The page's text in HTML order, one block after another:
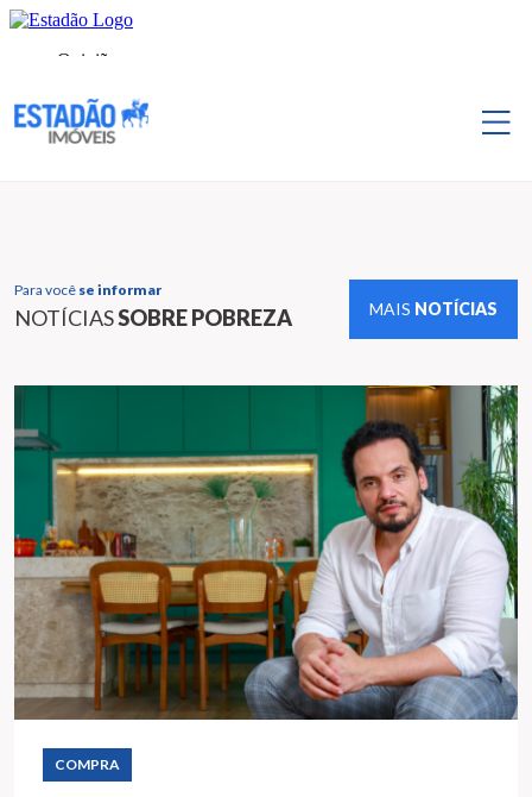
Para você se informar
NOTÍCIASSOBRE POBREZA MAIS NOTÍCIAS
COMPRA